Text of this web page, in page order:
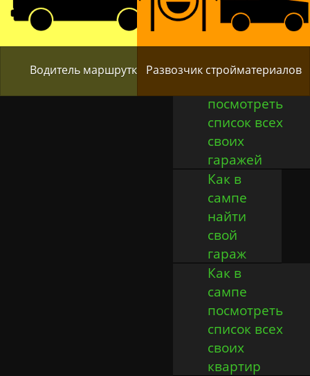
свои стили
боя в
сампе
Как в
посмотреть
список всех
своих
гаражей
Как в
сампе
найти
свой
гараж
Как в
сампе
посмотреть
список всех
своих
квартир
Водитель маршрутки Развозчик стройматериалов